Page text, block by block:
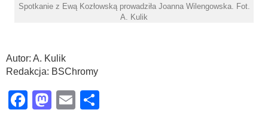
Spotkanie z Ewą Kozłowską prowadziła Joanna Wilengowska. Fot.
A. Kulik
Autor: A. Kulik
Redakcja: BSChromy
Facebook
Mastodon
Email